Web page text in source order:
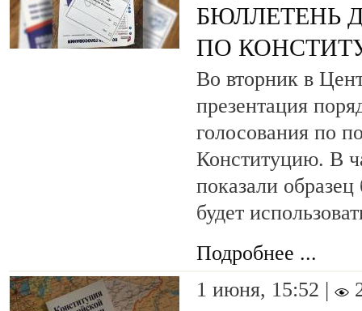
БЮЛЛЕТЕНЬ
ПО
Во вторник в
презентация
голосования по
Конституцию. В
показали
будет
Подробнее ...
1 июня, 15:52 |